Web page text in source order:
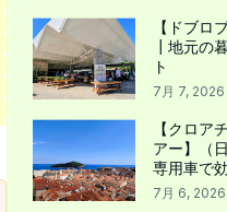
【ドブロ
┃地元の
ト
7月 7, 2026
【クロア
アー】（
専用車で
7月 6, 2026